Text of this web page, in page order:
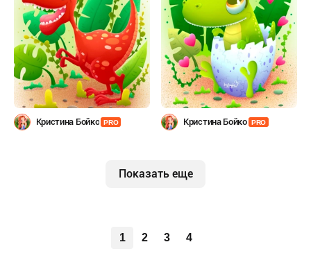
Кристина Бойко PRO Кристина Бойко PRO
Показать еще
1 2 3 4